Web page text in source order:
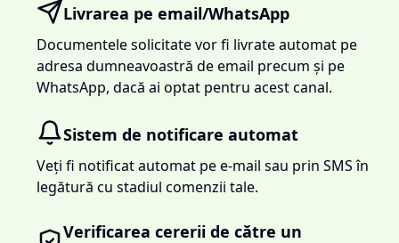
Livrarea pe email/WhatsApp
Documentele solicitate vor fi livrate automat pe
adresa dumneavoastră de email precum și pe
WhatsApp, dacă ai optat pentru acest canal.
Sistem de notificare automat
Veți fi notificat automat pe e-mail sau prin SMS în
legătură cu stadiul comenzii tale.
Verificarea cererii de către un